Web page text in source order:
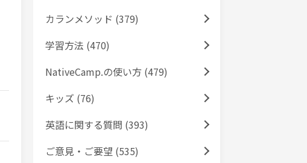
カランメソッド (379)
学習方法 (470)
NativeCamp.の使い方 (479)
キッズ (76)
英語に関する質問 (393)
ご意見・ご要望 (535)